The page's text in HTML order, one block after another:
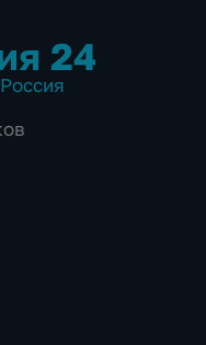
24
Россия